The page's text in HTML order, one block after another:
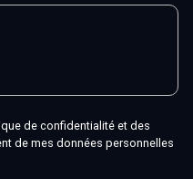
de confidentialité et des
de mes données personnelles